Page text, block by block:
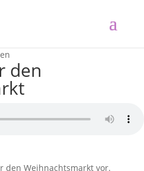
den
den Weihnachtsmarkt vor.